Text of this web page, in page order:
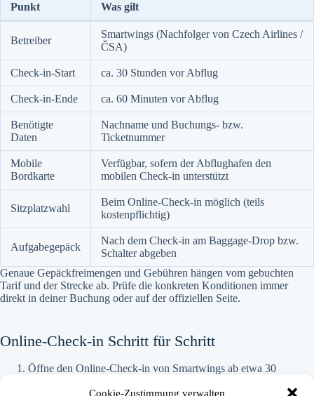
Cookie-Zustimmung verwalten
Punkt Was gilt
Betreiber
Smartwings (Nachfolger von Czech Airlines /
ČSA)
Check-in-Start ca. 30 Stunden vor Abflug
Check-in-Ende ca. 60 Minuten vor Abflug
Benötigte
Daten
Nachname und Buchungs- bzw.
Ticketnummer
Mobile
Bordkarte
Verfügbar, sofern der Abflughafen den
mobilen Check-in unterstützt
Sitzplatzwahl
Beim Online-Check-in möglich (teils
kostenpflichtig)
Aufgabegepäck
Nach dem Check-in am Baggage-Drop bzw.
Schalter abgeben
Genaue Gepäckfreimengen und Gebühren hängen vom gebuchten
Tarif und der Strecke ab. Prüfe die konkreten Konditionen immer
direkt in deiner Buchung oder auf der offiziellen Seite.
Online-Check-in Schritt für Schritt
Öffne den Online-Check-in von Smartwings ab etwa 30
Gib deinen Nachnamen und deine Buchungs- oder